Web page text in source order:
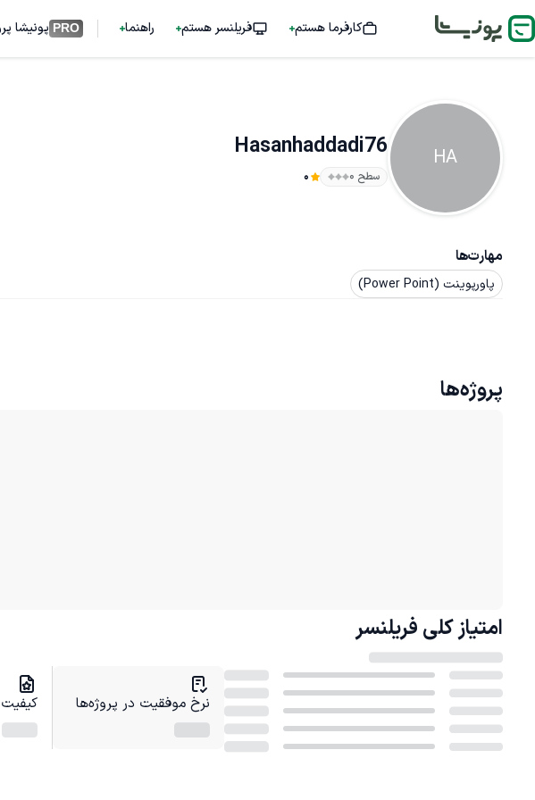
کارفرما هستم فریلنسر هستم راهنما PRO پونیشا
HA
Hasanhaddadi76
سطح ۰ 0
مهارت‌ها
پاورپوینت (Power Point)
پروژه‌ها
امتیاز کلی فریلنسر
نرخ موفقیت در پروژه‌ها کیفیت